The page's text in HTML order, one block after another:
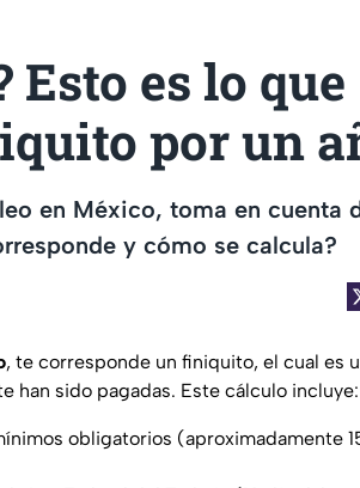
Esto es lo que
por un
en México, toma en cuenta
y cómo se calcula?
, te corresponde un finiquito, el cual es
han sido pagadas. Este cálculo incluye:
obligatorios (aproximadamente